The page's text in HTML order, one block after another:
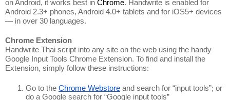
on Android, it works best in Chrome. Handwrite is enabled for
Android 2.3+ phones, Android 4.0+ tablets and for iOS5+ devices
— in over 30 languages.
Chrome Extension
Handwrite Thai script into any site on the web using the handy
Google Input Tools Chrome Extension. To find and install the
Extension, simply follow these instructions:
Go to the Chrome Webstore and search for “input tools”; or
do a Google search for “Google input tools”